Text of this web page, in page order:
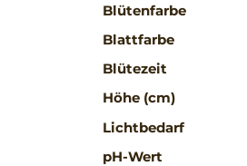
Blütenfarbe
Blattfarbe
Blütezeit
Höhe (cm)
Lichtbedarf
pH-Wert